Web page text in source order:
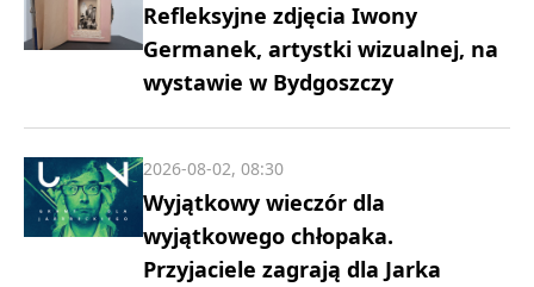
Refleksyjne zdjęcia Iwony
Germanek, artystki wizualnej, na
wystawie w Bydgoszczy
Wyjątkowy wieczór dla
wyjątkowego chłopaka.
Przyjaciele zagrają dla Jarka
2026-08-02, 08:30